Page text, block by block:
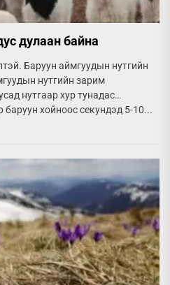
дулаан байна
Баруун аймгуудын нутгийн
нутгийн зарим
нутгаар хур тунадас
баруун хойноос секундэд 5-10...